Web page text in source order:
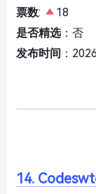
票数:
18
是否精选：否
发布时间 ：
14.